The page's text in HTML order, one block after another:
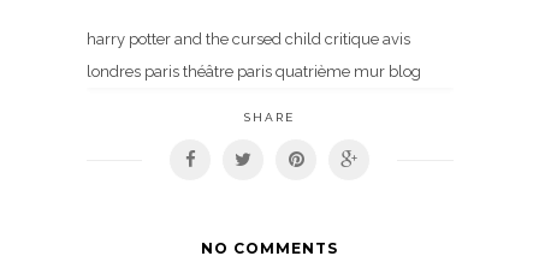
harry potter and the cursed child critique avis
londres paris théâtre paris quatrième mur blog
SHARE
NO COMMENTS